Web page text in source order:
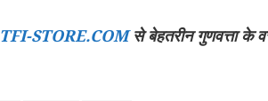
TFI-STORE.COMसे बेहतरीन गुणवत्ता के